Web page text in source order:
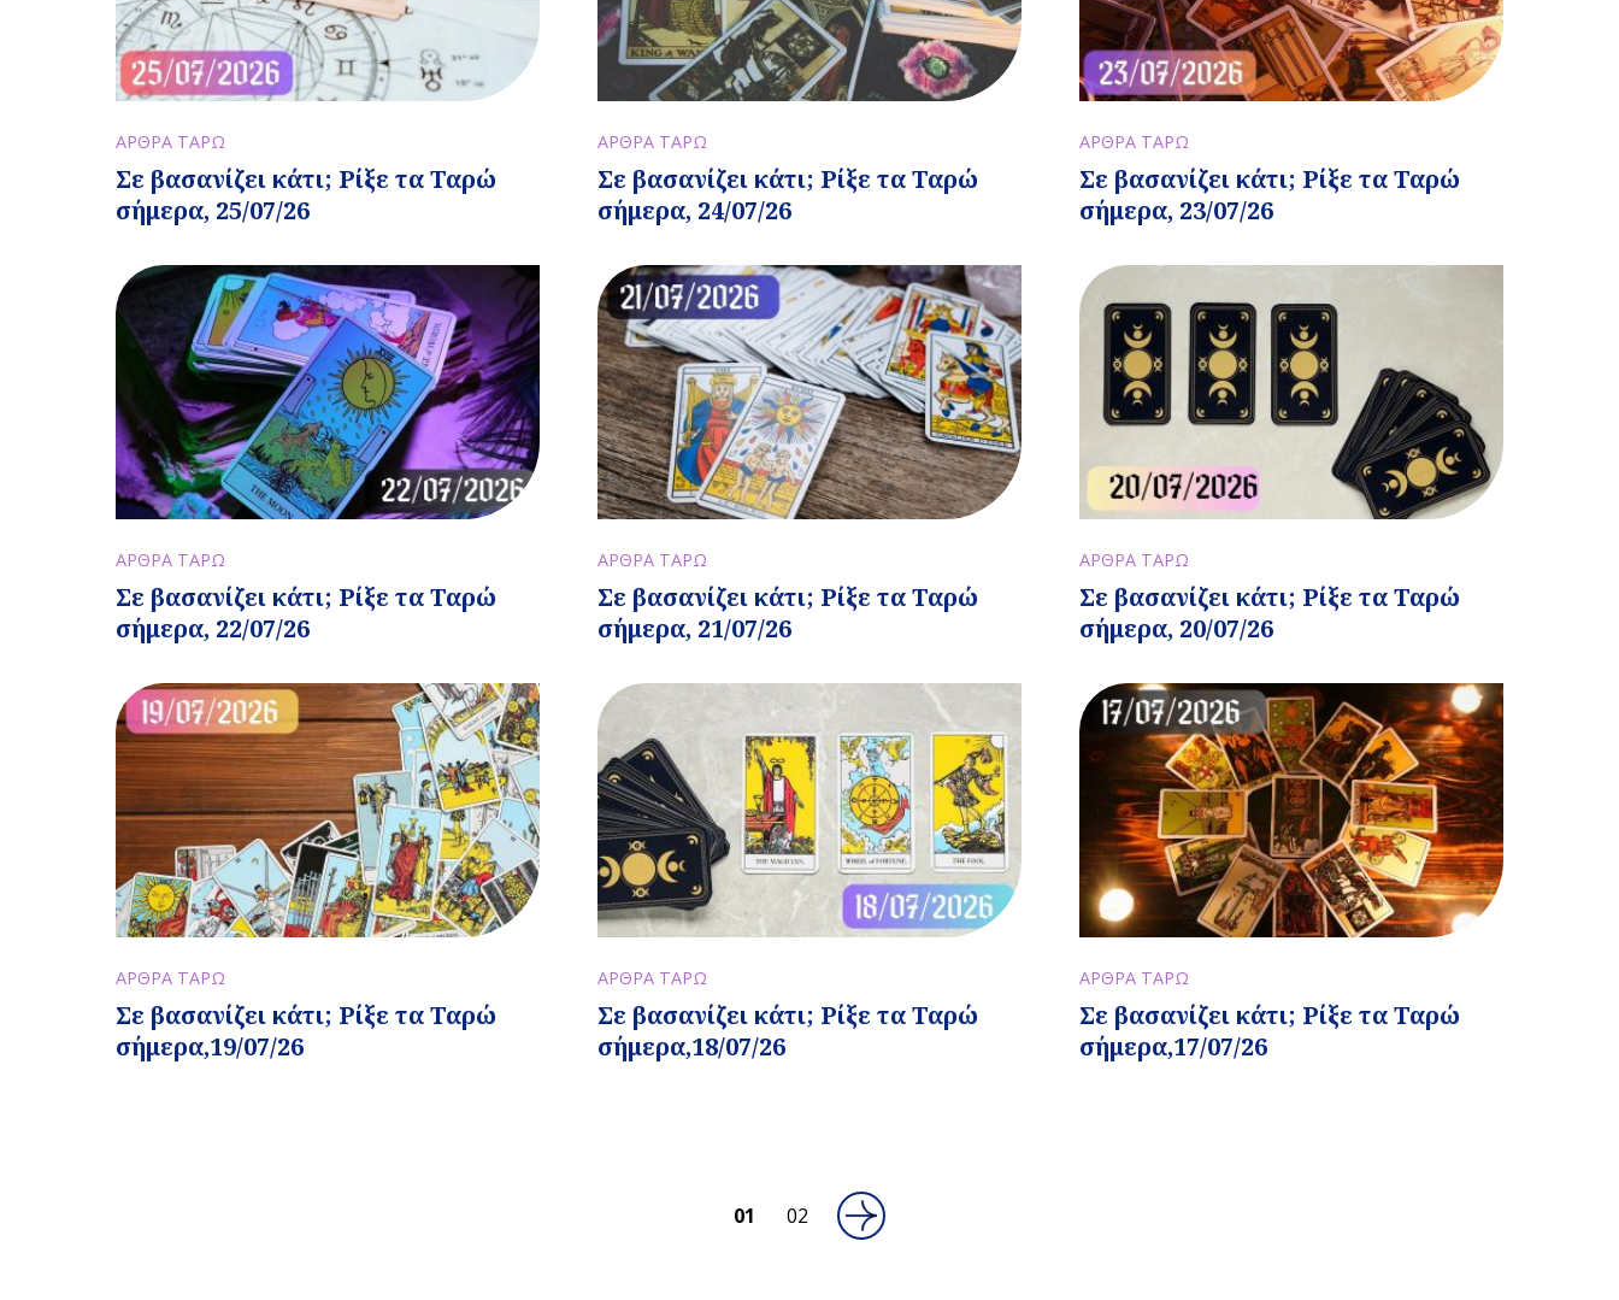
ΑΡΘΡΑ ΤΑΡΩ
Σε βασανίζει κάτι; Ρίξε τα Ταρώ
σήμερα, 25/07/26
ΑΡΘΡΑ ΤΑΡΩ
Σε βασανίζει κάτι; Ρίξε τα Ταρώ
σήμερα, 24/07/26
ΑΡΘΡΑ ΤΑΡΩ
Σε βασανίζει κάτι; Ρίξε τα Ταρώ
σήμερα, 23/07/26
ΑΡΘΡΑ ΤΑΡΩ
Σε βασανίζει κάτι; Ρίξε τα Ταρώ
σήμερα, 22/07/26
ΑΡΘΡΑ ΤΑΡΩ
Σε βασανίζει κάτι; Ρίξε τα Ταρώ
σήμερα, 21/07/26
ΑΡΘΡΑ ΤΑΡΩ
Σε βασανίζει κάτι; Ρίξε τα Ταρώ
σήμερα, 20/07/26
ΑΡΘΡΑ ΤΑΡΩ
Σε βασανίζει κάτι; Ρίξε τα Ταρώ
σήμερα,19/07/26
ΑΡΘΡΑ ΤΑΡΩ
Σε βασανίζει κάτι; Ρίξε τα Ταρώ
σήμερα,18/07/26
ΑΡΘΡΑ ΤΑΡΩ
Σε βασανίζει κάτι; Ρίξε τα Ταρώ
σήμερα,17/07/26
01 02